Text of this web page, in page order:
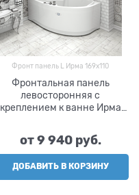
Фронт панель L Ирма 169х110
Фронтальная панель
левосторонняя с
креплением к ванне Ирма
от9 940 руб.
ДОБАВИТЬ В КОРЗИНУ